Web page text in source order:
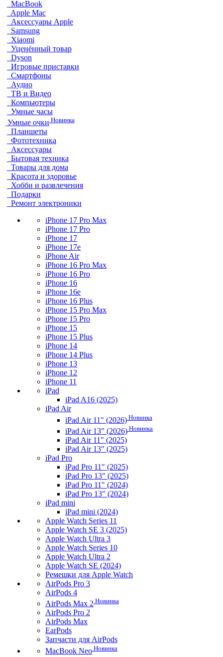
MacBook
Apple Mac
Аксессуары Apple
Samsung
Xiaomi
Уценённый товар
Dyson
Игровые приставки
Смартфоны
Аудио
ТВ и Видео
Компьютеры
Умные часы
Умные очки Новинка
Планшеты
Фототехника
Аксессуары
Бытовая техника
Товары для дома
Красота и здоровье
Хобби и развлечения
Подарки
Ремонт электроники
iPhone 17 Pro Max
iPhone 17 Pro
iPhone 17
iPhone 17e
iPhone Air
iPhone 16 Pro Max
iPhone 16 Pro
iPhone 16
iPhone 16e
iPhone 16 Plus
iPhone 15 Pro Max
iPhone 15 Pro
iPhone 15
iPhone 15 Plus
iPhone 14
iPhone 14 Plus
iPhone 13
iPhone 12
iPhone 11
iPad
iPad A16 (2025)
iPad Air
iPad Air 11" (2026) Новинка
iPad Air 13" (2026) Новинка
iPad Air 11" (2025)
iPad Air 13" (2025)
iPad Pro
iPad Pro 11" (2025)
iPad Pro 13" (2025)
iPad Pro 11" (2024)
iPad Pro 13" (2024)
iPad mini
iPad mini (2024)
Apple Watch Series 11
Apple Watch SE 3 (2025)
Apple Watch Ultra 3
Apple Watch Series 10
Apple Watch Ultra 2
Apple Watch SE (2024)
Ремешки для Apple Watch
AirPods Pro 3
AirPods 4
AirPods Max 2 Новинка
AirPods Pro 2
AirPods Max
EarPods
Запчасти для AirPods
MacBook Neo Новинка